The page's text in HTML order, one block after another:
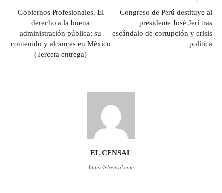
Gobiernos Profesionales. El
derecho a la buena
administración pública: su
contenido y alcances en México
(Tercera entrega)
Congreso de Perú destituye al
presidente José Jerí tras
escándalo de corrupción y crisis
política
EL CENSAL
https://elcensal.com